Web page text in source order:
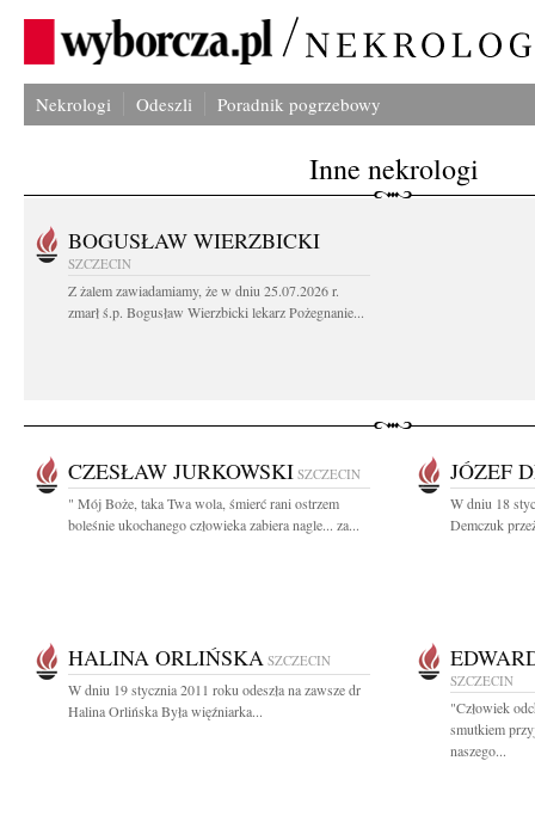
Nekrologi Odeszli Poradnik pogrzebowy
Inne nekrologi
BOGUSŁAW WIERZBICKI
SZCZECIN
Z żalem zawiadamiamy, że w dniu 25.07.2026 r.
zmarł ś.p. Bogusław Wierzbicki lekarz Pożegnanie...
CZESŁAW JURKOWSKI SZCZECIN
" Mój Boże, taka Twa wola, śmierć rani ostrzem
boleśnie ukochanego człowieka zabiera nagle... za...
JÓZEF
W dniu 18
Demczuk
HALINA ORLIŃSKA SZCZECIN
W dniu 19 stycznia 2011 roku odeszła na zawsze dr
Halina Orlińska Była więźniarka...
SZCZECIN
"Człowiek
smutkiem
naszego...